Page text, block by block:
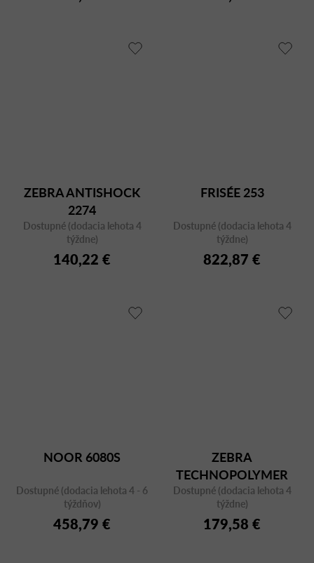
ZEBRA ANTISHOCK
2274
Dostupné (dodacia lehota 4
týždne)
140,22 €
FRISÉE 253
Dostupné (dodacia lehota 4
týždne)
822,87 €
NOOR 6080S
Dostupné (dodacia lehota 4 - 6
týždňov)
458,79 €
ZEBRA
TECHNOPOLYMER
2617 CR
Dostupné (dodacia lehota 4
týždne)
179,58 €